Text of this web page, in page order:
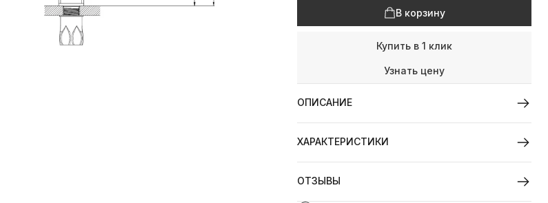
В корзину
Купить в 1 клик
Узнать цену
ОПИСАНИЕ
ХАРАКТЕРИСТИКИ
ОТЗЫВЫ